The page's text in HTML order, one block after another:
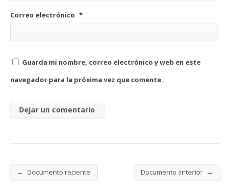
Correo electrónico *
Guarda mi nombre, correo electrónico y web en este
navegador para la próxima vez que comente.
← Documento reciente Documento anterior →